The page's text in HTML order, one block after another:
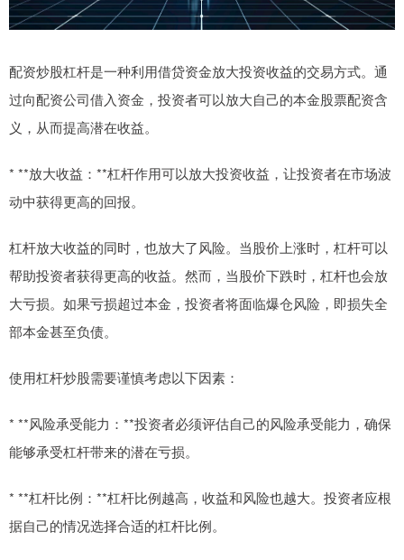
配资炒股杠杆是一种利用借贷资金放大投资收益的交易方式。通
过向配资公司借入资金，投资者可以放大自己的本金股票配资含
义，从而提高潜在收益。
* **放大收益：**杠杆作用可以放大投资收益，让投资者在市场波
动中获得更高的回报。
杠杆放大收益的同时，也放大了风险。当股价上涨时，杠杆可以
帮助投资者获得更高的收益。然而，当股价下跌时，杠杆也会放
大亏损。如果亏损超过本金，投资者将面临爆仓风险，即损失全
部本金甚至负债。
使用杠杆炒股需要谨慎考虑以下因素：
* **风险承受能力：**投资者必须评估自己的风险承受能力，确保
能够承受杠杆带来的潜在亏损。
* **杠杆比例：**杠杆比例越高，收益和风险也越大。投资者应根
据自己的情况选择合适的杠杆比例。